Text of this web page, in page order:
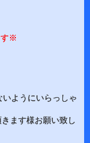
す※
ようにいらっしゃ
ます様お願い致し